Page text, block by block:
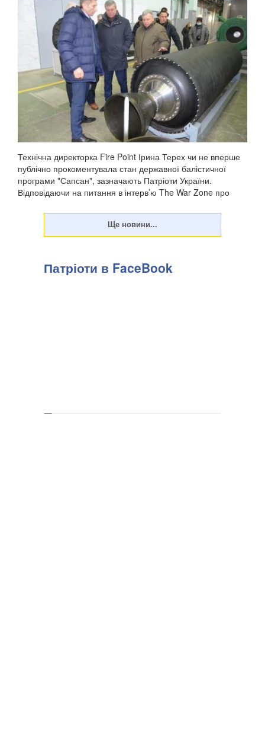
Технічна директорка Fire Point Ірина Терех чи не вперше
публічно прокоментувала стан державної балістичної
програми "Сапсан", зазначають Патріоти України.
Відповідаючи на питання в інтерв’ю The War Zone про
Патріоти в FaceBook